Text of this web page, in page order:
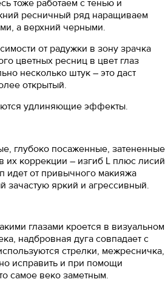
тоже работаем с тенью и
ресничный ряд наращиваем
а верхний черными.
от радужки в зону зрачка
цветных ресниц в цвет глаз
несколько штук – это даст
открытый.
удлиняющие эффекты.
глубоко посаженные, затененные
их коррекции – изгиб L плюс лисий
идет от привычного макияжа
зачастую яркий и агрессивный.
глазами кроется в визуальном
надбровная дуга совпадает с
стрелки, межресничка,
исправить и при помощи
самое веко заметным.